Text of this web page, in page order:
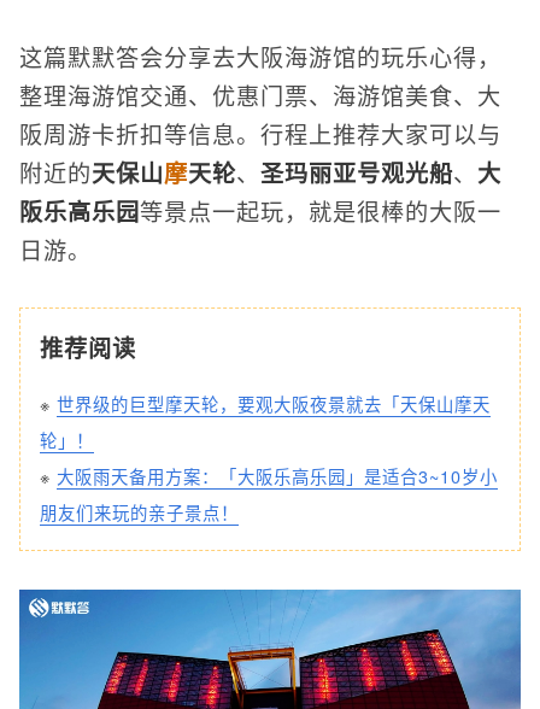
这篇默默答会分享去大阪海游馆的玩乐心得，
整理海游馆交通、优惠门票、海游馆美食、大
阪周游卡折扣等信息。行程上推荐大家可以与
附近的天保山摩天轮、 圣玛丽亚号观光船、 大
阪乐高乐园等景点一起玩，就是很棒的大阪一
日游。
推荐阅读
※ 世界级的巨型摩天轮，要观大阪夜景就去「天保山摩天
轮」！
※ 大阪雨天备用方案：「大阪乐高乐园」是适合3~10岁小
朋友们来玩的亲子景点！